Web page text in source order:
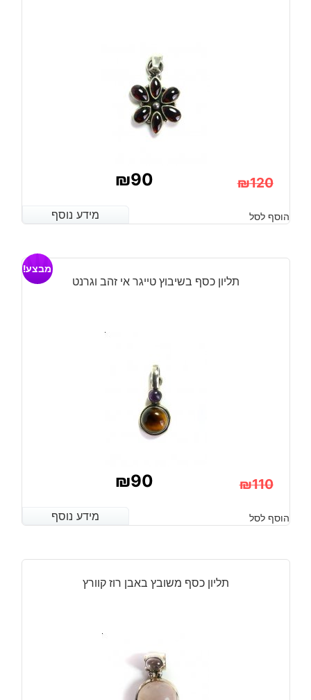
₪120
המקורי
היה:
₪120.
₪90
הנוכחי
הוא:
מידע נוסף הוסף לסל מידע נוסף
תליון כסף בשיבוץ טייגר אי זהב וגרנט
מבצע!
₪110
המקורי
היה:
₪90
הנוכחי
הוא:
מידע נוסף הוסף לסל מידע נוסף
תליון כסף משובץ באבן רוז קוורץ